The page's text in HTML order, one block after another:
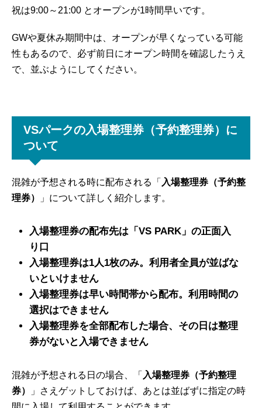
祝は9:00～21:00 とオープンが1時間早いです。
GWや夏休み期間中は、オープンが早くなっている可能
性もあるので、必ず前日にオープン時間を確認したうえ
で、並ぶようにしてください。
VSパークの入場整理券（予約整理券）に
ついて
混雑が予想される時に配布される「 入場整理券（予約整
理券）
」について詳しく紹介します。
入場整理券の配布先は「VS PARK」の正面入
り口
入場整理券は1人1枚のみ。利用者全員が並ばな
いといけません
入場整理券は早い時間帯から配布。利用時間の
選択はできません
入場整理券を全部配布した場合、その日は整理
券がないと入場できません
混雑が予想される日の場合、「 入場整理券（予約整理
券）
」さえゲットしておけば、あとは並ばずに指定の時